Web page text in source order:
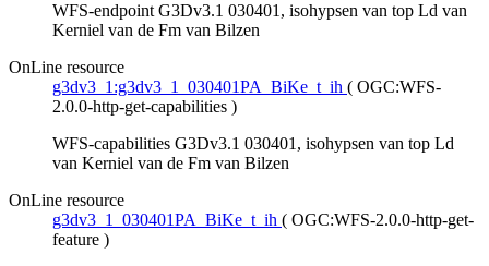
WFS-endpoint G3Dv3.1 030401, isohypsen van top Ld van
Kerniel van de Fm van Bilzen
OnLine resource
g3dv3_1:g3dv3_1_030401PA_BiKe_t_ih ( OGC:WFS-
2.0.0-http-get-capabilities )
WFS-capabilities G3Dv3.1 030401, isohypsen van top Ld
van Kerniel van de Fm van Bilzen
OnLine resource
g3dv3_1_030401PA_BiKe_t_ih ( OGC:WFS-2.0.0-http-get-
feature )